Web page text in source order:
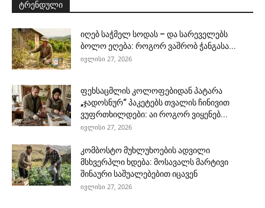
ტრენდული
იღებ საჭმელ სოდას – და სარეველებს
ბოლო ეღება: როგორ ვაშრობ ჭანგასა...
ივლისი 27, 2026
ფეხსაცმლის კოლოფებიდან პატარა
„ჯადოსნურ“ პაკეტებს თვალის ჩინივით
ვუფრთხილდები: აი როგორ ვიყენებ...
ივლისი 27, 2026
კომბოსტო მუხლუხოების ადვილი
მსხვერპლი ხდება: მოსავალს მარტივი
შინაური საშუალებებით იცავენ
ივლისი 27, 2026